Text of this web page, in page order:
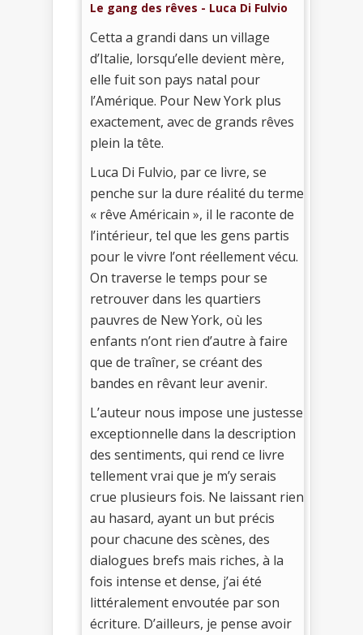
Le gang des rêves - Luca Di Fulvio
Cetta a grandi dans un village
d’Italie, lorsqu’elle devient mère,
elle fuit son pays natal pour
l’Amérique. Pour New York plus
exactement, avec de grands rêves
plein la tête.
Luca Di Fulvio, par ce livre, se
penche sur la dure réalité du terme
« rêve Américain », il le raconte de
l’intérieur, tel que les gens partis
pour le vivre l’ont réellement vécu.
On traverse le temps pour se
retrouver dans les quartiers
pauvres de New York, où les
enfants n’ont rien d’autre à faire
que de traîner, se créant des
bandes en rêvant leur avenir.
L’auteur nous impose une justesse
exceptionnelle dans la description
des sentiments, qui rend ce livre
tellement vrai que je m’y serais
crue plusieurs fois. Ne laissant rien
au hasard, ayant un but précis
pour chacune des scènes, des
dialogues brefs mais riches, à la
fois intense et dense, j’ai été
littéralement envoutée par son
écriture. D’ailleurs, je pense avoir